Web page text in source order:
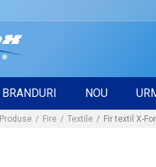
BRANDURI NOU
Produse Fire Textile Fir textil X-